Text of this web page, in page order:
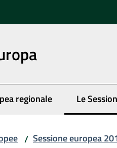
regionale Le
Menu
/ Sessione europea